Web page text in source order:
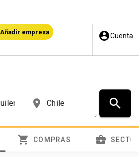
Añadir empresa account_circleCuenta
place search
shopping_cart COMPRAS business_center